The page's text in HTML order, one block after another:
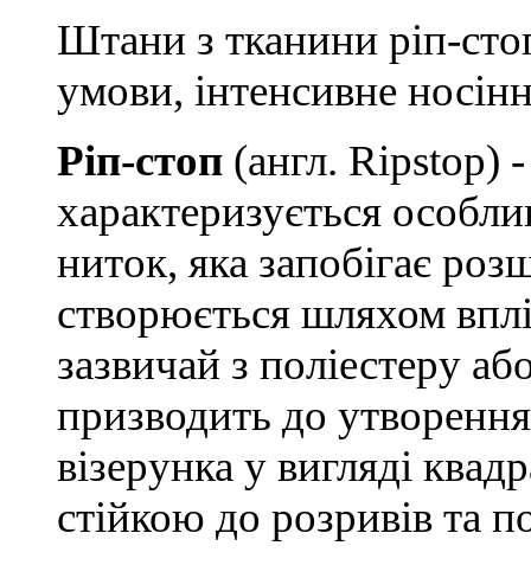
Штани з тканини ріп-
умови, інтенсивне
Ріп-стоп (англ. Ripstop)
характеризується
ниток, яка запобігає
створюється шляхом
зазвичай з поліестеру
призводить до
візерунка у вигляді
стійкою до розривів та